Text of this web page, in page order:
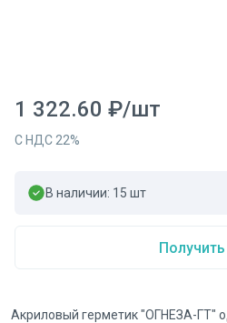
1 322.60 ₽/шт
С НДС 22%
В наличии: 15 шт
Акриловый герметик "ОГНЕЗА-ГТ"